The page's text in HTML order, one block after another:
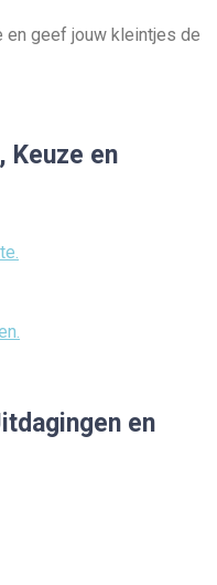
en geef jouw kleintjes de
Keuze en
en